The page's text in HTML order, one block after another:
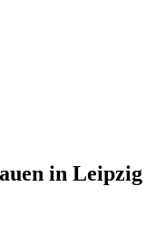
in Leipzig